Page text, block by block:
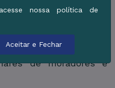
João, uma das maiores
do Centro-Oeste
tradições religiosas,
margens do Rio
de moradores e
nossa política de
Aceitar e Fechar